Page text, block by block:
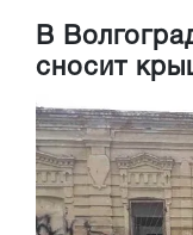
В
сносит